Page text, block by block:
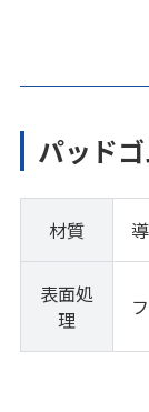
パッド
材質
表面処
理